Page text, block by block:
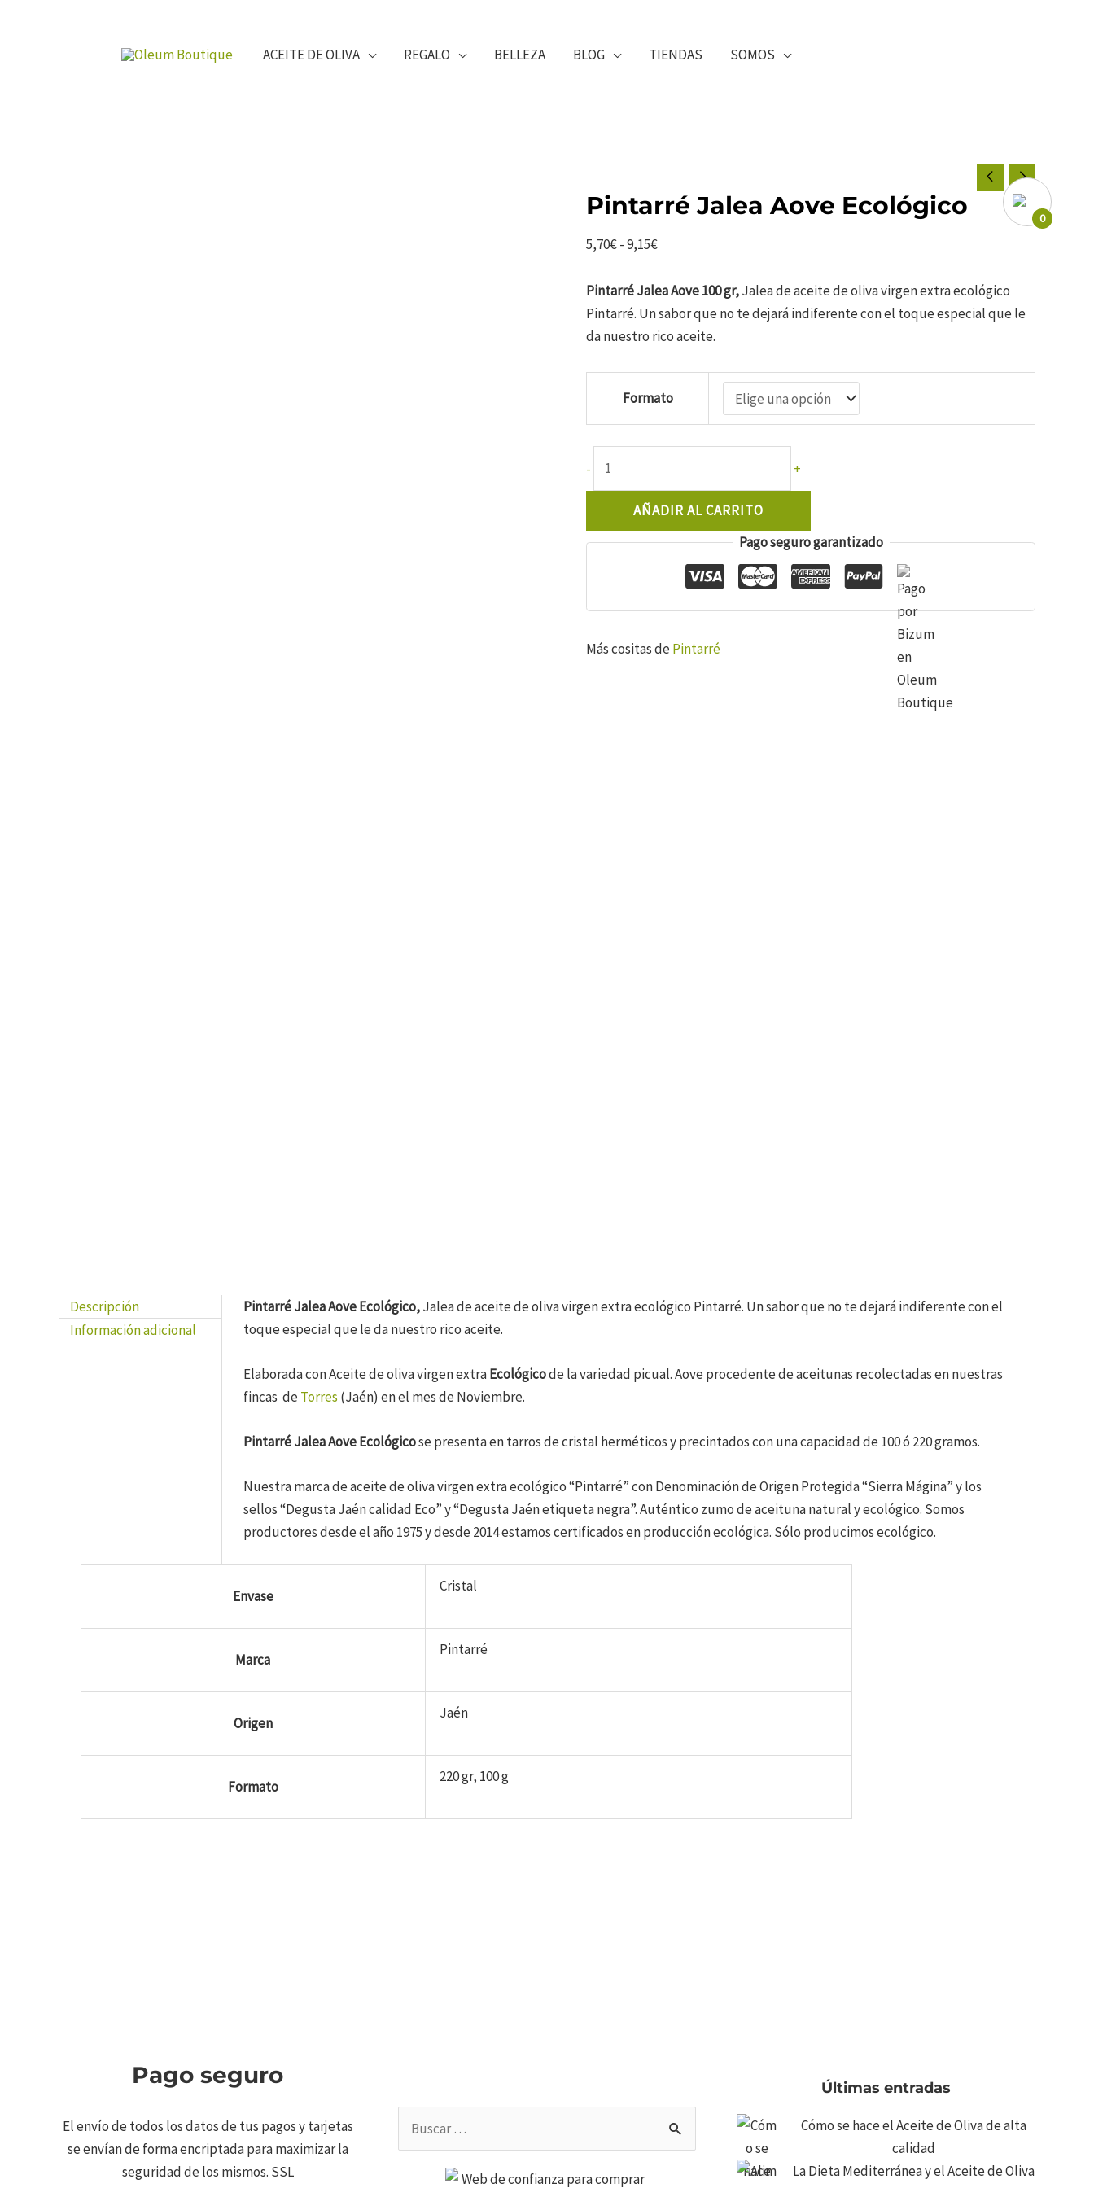
ACEITE DE OLIVA REGALO BELLEZA BLOG TIENDAS SOMOS
Pintarré Jalea Aove Ecológico
5,70€-9,15€Rango
precios:
desde
5,70€
Pintarré Jalea Aove 100 gr,Jalea de aceite de oliva virgen extra ecológico
Pintarré. Un sabor que no te dejará indiferente con el toque especial que le
da nuestro rico aceite.
Formato
-
Jalea
cantidad
+
AÑADIR AL CARRITO
Pago seguro garantizado
Más cositas dePintarré
Descripción
Información adicional
Pintarré Jalea Aove Ecológico,Jalea de aceite de oliva virgen extra ecológico Pintarré. Un sabor que no te dejará indiferente con el
toque especial que le da nuestro rico aceite.
Elaborada con Aceite de oliva virgen extraEcológicode la variedad picual. Aove procedente de aceitunas recolectadas en nuestras
fincas deTorres (Jaén) en el mes de Noviembre.
Pintarré Jalea Aove Ecológicose presenta en tarros de cristal herméticos y precintados con una capacidad de 100 ó 220 gramos.
Nuestra marca de aceite de oliva virgen extra ecológico “Pintarré” con Denominación de Origen Protegida “Sierra Mágina” y los
sellos “Degusta Jaén calidad Eco” y “Degusta Jaén etiqueta negra”. Auténtico zumo de aceituna natural y ecológico. Somos
productores desde el año 1975 y desde 2014 estamos certificados en producción ecológica. Sólo producimos ecológico.
Envase
Cristal
Marca
Pintarré
Origen
Jaén
Formato
220 gr, 100 g
Pago seguro
El envío de todos los datos de tus pagos y tarjetas
se envían de forma encriptada para maximizar la
seguridad de los mismos. SSL
Últimas entradas
Cómo se hace el Aceite de Oliva de alta
calidad
La Dieta Mediterránea y el Aceite de Oliva
0